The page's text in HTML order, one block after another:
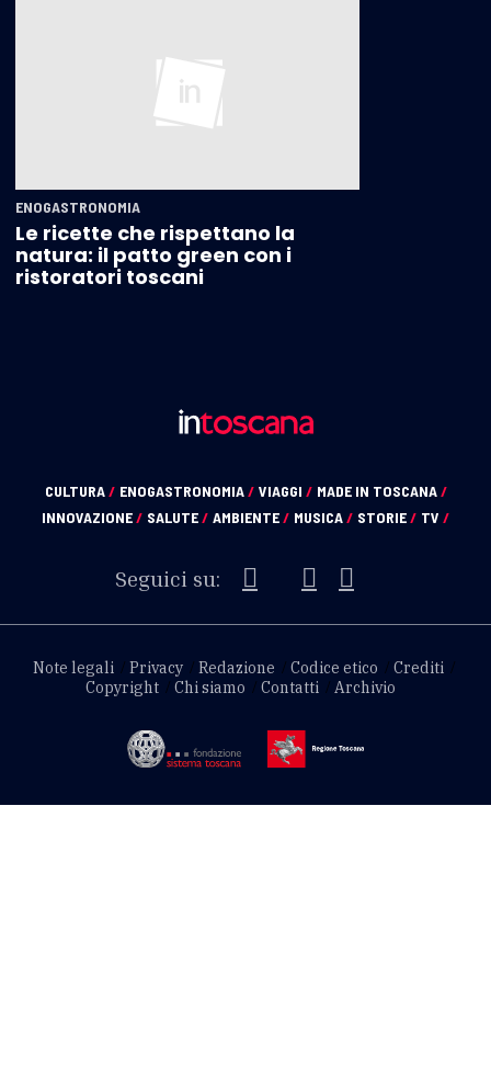
ENOGASTRONOMIA
Le ricette che rispettano la
natura: il patto green con i
ristoratori toscani
CULTURA/ ENOGASTRONOMIA/ VIAGGI / MADE IN TOSCANA/
INNOVAZIONE/ SALUTE/ AMBIENTE/ MUSICA/ STORIE/ TV /
Seguici su:
Note legali Privacy Redazione Codice etico
Crediti
Copyright
Chi siamo Contatti Archivio